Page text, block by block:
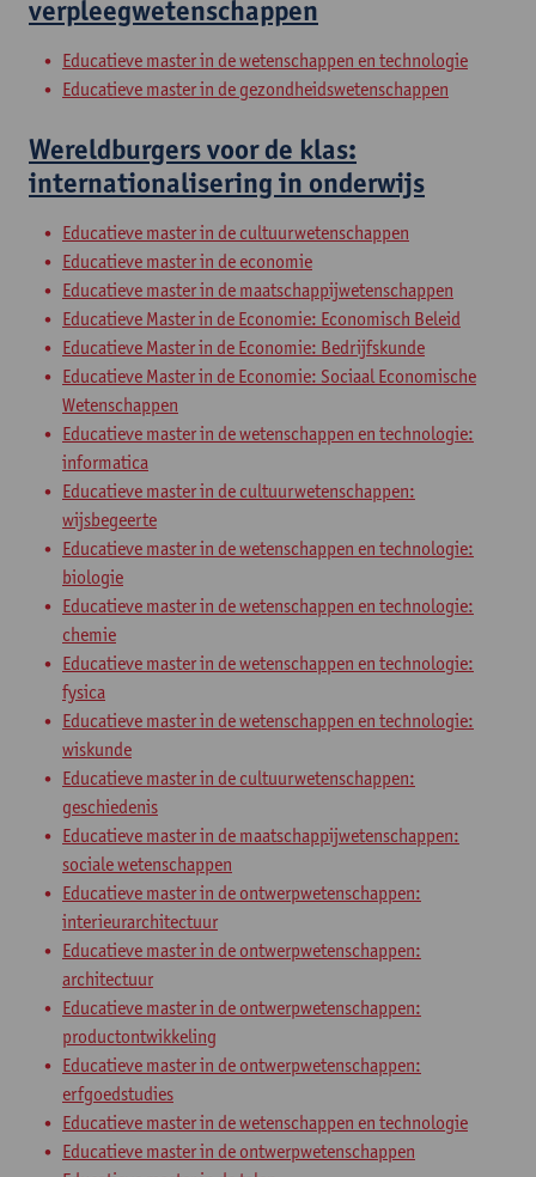
verpleegwetenschappen
Educatieve master in de wetenschappen en technologie
Educatieve master in de gezondheidswetenschappen
Wereldburgers voor de klas:
internationalisering in onderwijs
Educatieve master in de cultuurwetenschappen
Educatieve master in de economie
Educatieve master in de maatschappijwetenschappen
Educatieve Master in de Economie: Economisch Beleid
Educatieve Master in de Economie: Bedrijfskunde
Educatieve Master in de Economie: Sociaal Economische
Wetenschappen
Educatieve master in de wetenschappen en technologie:
informatica
Educatieve master in de cultuurwetenschappen:
wijsbegeerte
Educatieve master in de wetenschappen en technologie:
biologie
Educatieve master in de wetenschappen en technologie:
chemie
Educatieve master in de wetenschappen en technologie:
fysica
Educatieve master in de wetenschappen en technologie:
wiskunde
Educatieve master in de cultuurwetenschappen:
geschiedenis
Educatieve master in de maatschappijwetenschappen:
sociale wetenschappen
Educatieve master in de ontwerpwetenschappen:
interieurarchitectuur
Educatieve master in de ontwerpwetenschappen:
architectuur
Educatieve master in de ontwerpwetenschappen:
productontwikkeling
Educatieve master in de ontwerpwetenschappen:
erfgoedstudies
Educatieve master in de wetenschappen en technologie
Educatieve master in de ontwerpwetenschappen